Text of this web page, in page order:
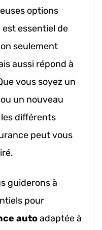
options
essentiel de
seulement
aussi répond à
vous soyez un
un nouveau
différents
peut vous
guiderons à
pour
autoadaptée à